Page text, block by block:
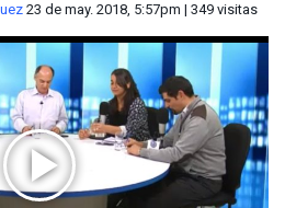
23 de may. 2018, 5:57pm | 349 visitas